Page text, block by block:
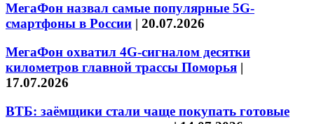
МегаФон назвал самые популярные 5G-
смартфоны в России | 20.07.2026
МегаФон охватил 4G-сигналом десятки
километров главной трассы Поморья |
17.07.2026
ВТБ: заёмщики стали чаще покупать готовые